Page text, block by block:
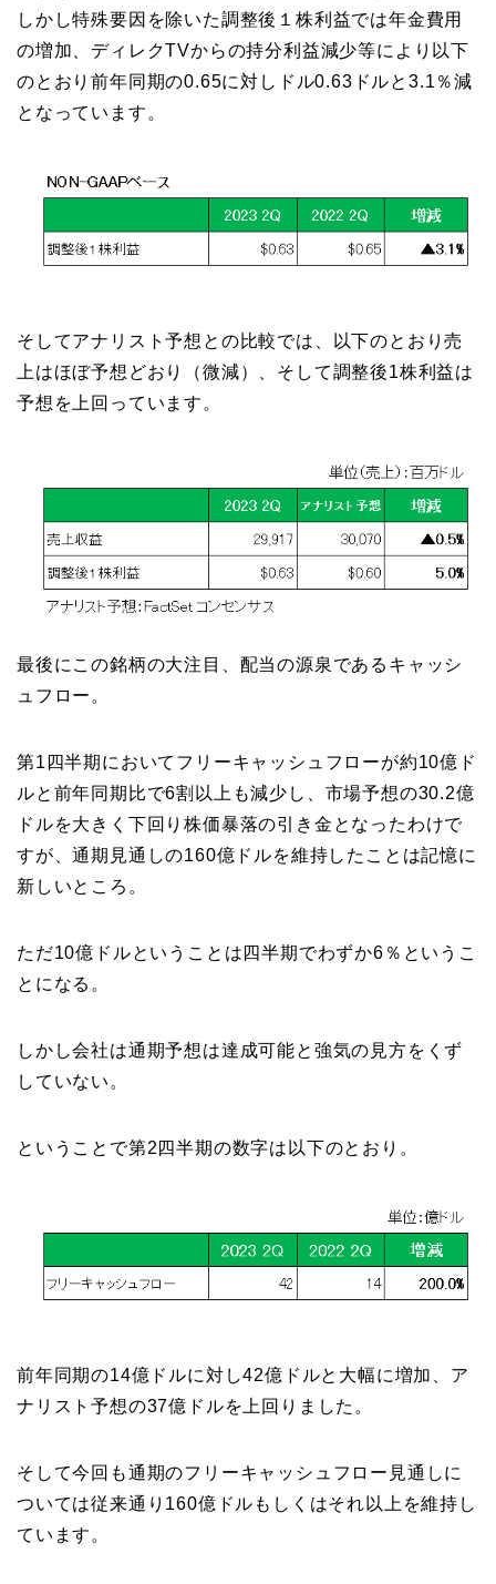
しかし特殊要因を除いた調整後１株利益では年金費用
の増加、ディレクTVからの持分利益減少等により以下
のとおり前年同期の0.65に対しドル0.63ドルと3.1％減
となっています。
そしてアナリスト予想との比較では、以下のとおり売
上はほぼ予想どおり（微減）、そして調整後1株利益は
予想を上回っています。
最後にこの銘柄の大注目、配当の源泉であるキャッシ
ュフロー。
第1四半期においてフリーキャッシュフローが約10億ド
ルと前年同期比で6割以上も減少し、市場予想の30.2億
ドルを大きく下回り株価暴落の引き金となったわけで
すが、通期見通しの160億ドルを維持したことは記憶に
新しいところ。
ただ10億ドルということは四半期でわずか6％というこ
とになる。
しかし会社は通期予想は達成可能と強気の見方をくず
していない。
ということで第2四半期の数字は以下のとおり。
前年同期の14億ドルに対し42億ドルと大幅に増加、ア
ナリスト予想の37億ドルを上回りました。
そして今回も通期のフリーキャッシュフロー見通しに
ついては従来通り160億ドルもしくはそれ以上を維持し
ています。